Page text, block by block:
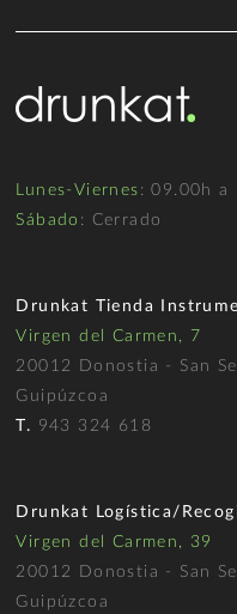
Lunes-Viernes : 09.00h a
Sábado : Cerrado
Drunkat Tienda
Virgen del Carmen, 7
20012 Donostia - San
Guipúzcoa
T. 943 324 618
Drunkat Logística/
Virgen del Carmen, 39
20012 Donostia - San
Guipúzcoa